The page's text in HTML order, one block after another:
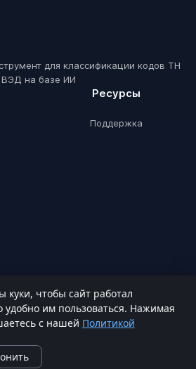
для классификации кодов ТН
ВЭД на базе ИИ
Ресурсы
Поддержка
Все права защищены.
конфиденциальности
чтобы сайт работал
удобно им пользоваться. Нажимая
с нашей Политикой